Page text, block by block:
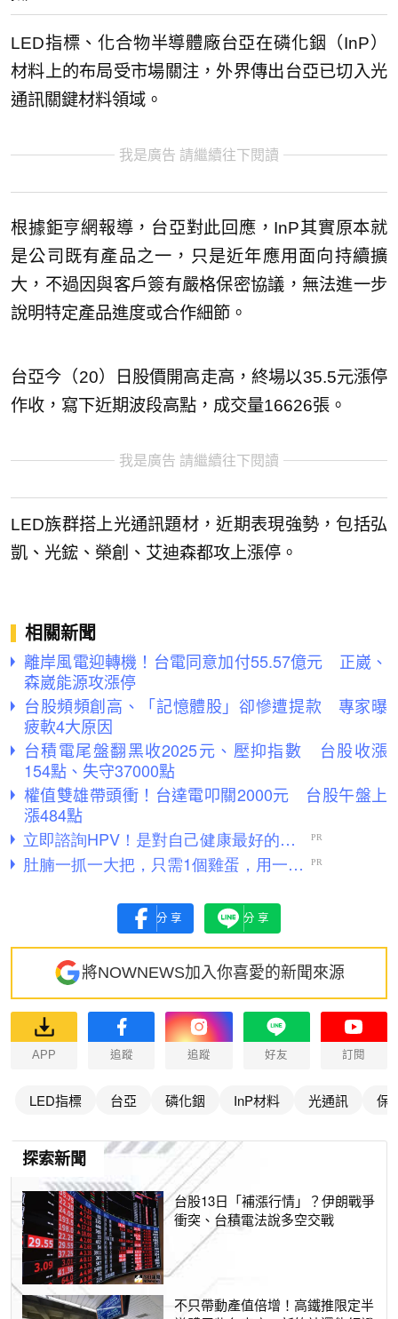
LED指標、化合物半導體廠台亞在磷化銦（InP）
材料上的布局受市場關注，外界傳出台亞已切入光
通訊關鍵材料領域。
我是廣告 請繼續往下閱讀
根據鉅亨網報導，台亞對此回應，InP其實原本就
是公司既有產品之一，只是近年應用面向持續擴
大，不過因與客戶簽有嚴格保密協議，無法進一步
說明特定產品進度或合作細節。
台亞今（20）日股價開高走高，終場以35.5元漲停
作收，寫下近期波段高點，成交量16626張。
我是廣告 請繼續往下閱讀
LED族群搭上光通訊題材，近期表現強勢，包括弘
凱、光鋐、榮創、艾迪森都攻上漲停。
相關新聞
離岸風電迎轉機！台電同意加付55.57億元 正崴、
森崴能源攻漲停
台股頻頻創高、「記憶體股」卻慘遭提款 專家曝
疲軟4大原因
台積電尾盤翻黑收2025元、壓抑指數 台股收漲
154點、失守37000點
權值雙雄帶頭衝！台達電叩關2000元 台股午盤上
漲484點
分享 分享
將NOWNEWS加入你喜愛的新聞來源
APP 追蹤 追蹤 好友 訂閱
LED指標 台亞 磷化銦 InP材料 光通訊 保
探索新聞
台股13日「補漲行情」？伊朗戰爭
衝突、台積電法說多空交戰
不只帶動產值倍增！高鐵推限定半